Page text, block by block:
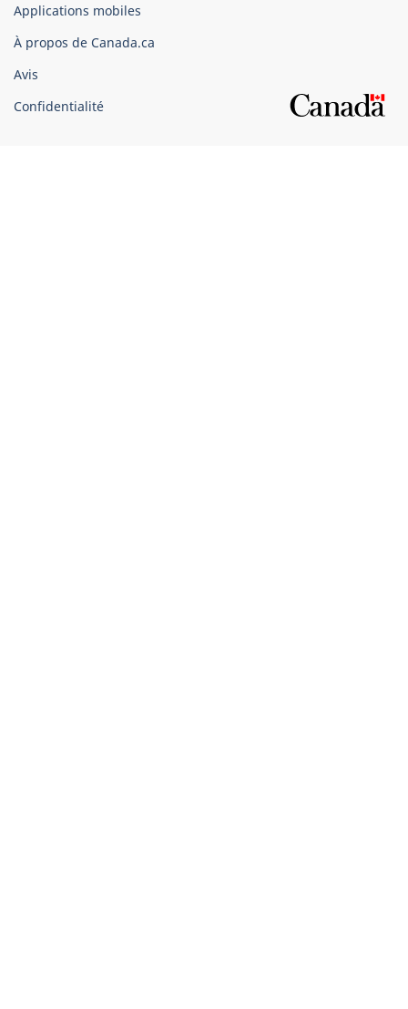
gouvernement
du
Canada
Applications mobiles
À propos de Canada.ca
Avis
Confidentialité